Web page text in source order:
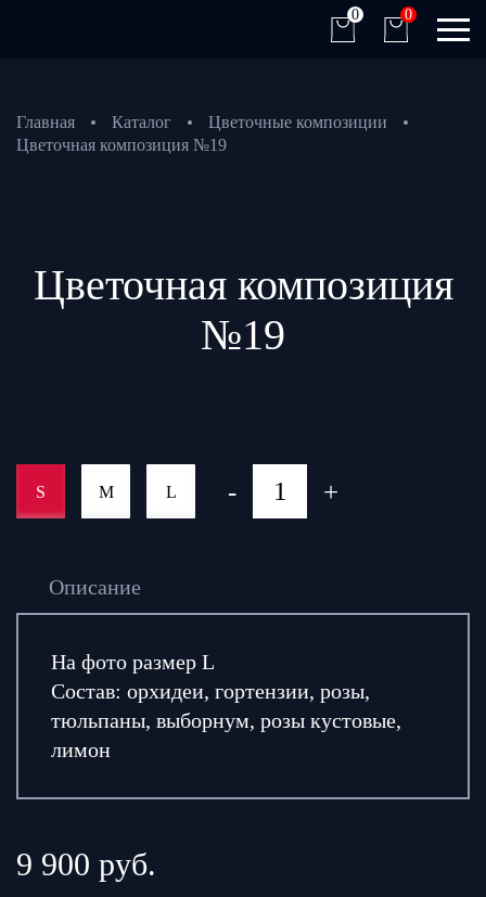
0 0
Главная Каталог
Цветочные композиции
Цветочная композиция №19
Цветочная композиция
№19
S M L - +
Описание
На фото размер L
Состав: орхидеи, гортензии, розы,
тюльпаны, выборнум, розы кустовые,
лимон
9 900 руб.